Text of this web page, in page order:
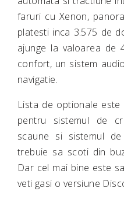
faruri cu Xenon,
platesti inca 3.575 de
ajunge la valoarea de
confort, un sistem
navigatie.
Lista de optionale
pentru sistemul de
scaune si sistemul
trebuie sa scoti din
Dar cel mai bine este
veti gasi o versiune